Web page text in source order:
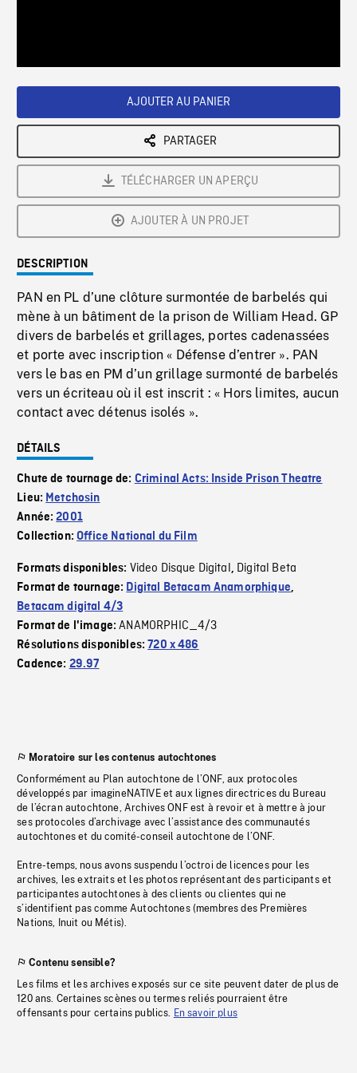
AJOUTER AU PANIER
PARTAGER
TÉLÉCHARGER UN APERÇU
AJOUTER À UN PROJET
DESCRIPTION
PAN en PL d’une clôture surmontée de barbelés qui
mène à un bâtiment de la prison de William Head. GP
divers de barbelés et grillages, portes cadenassées
et porte avec inscription « Défense d’entrer ». PAN
vers le bas en PM d’un grillage surmonté de barbelés
vers un écriteau où il est inscrit : « Hors limites, aucun
contact avec détenus isolés ».
DÉTAILS
Chute de tournage de: Criminal Acts: Inside Prison Theatre
Lieu: Metchosin
Année:2001
Collection:Office National du Film
Formats disponibles: Video Disque Digital, Digital Beta
Format de tournage: Digital Betacam Anamorphique,
Betacam digital 4/3
Format de l'image:ANAMORPHIC_4/3
Résolutions disponibles:720 x 486
Cadence: 29.97
Moratoire sur les contenus autochtones
Conformément au Plan autochtone de l’ONF, aux protocoles
développés par imagineNATIVE et aux lignes directrices du Bureau
de l’écran autochtone, Archives ONF est à revoir et à mettre à jour
ses protocoles d’archivage avec l’assistance des communautés
autochtones et du comité-conseil autochtone de l’ONF.
Entre-temps, nous avons suspendu l’octroi de licences pour les
archives, les extraits et les photos représentant des participants et
participantes autochtones à des clients ou clientes qui ne
s’identifient pas comme Autochtones (membres des Premières
Nations, Inuit ou Métis).
Contenu sensible?
Les films et les archives exposés sur ce site peuvent dater de plus de
120 ans. Certaines scènes ou termes reliés pourraient être
offensants pour certains publics. En savoir plus